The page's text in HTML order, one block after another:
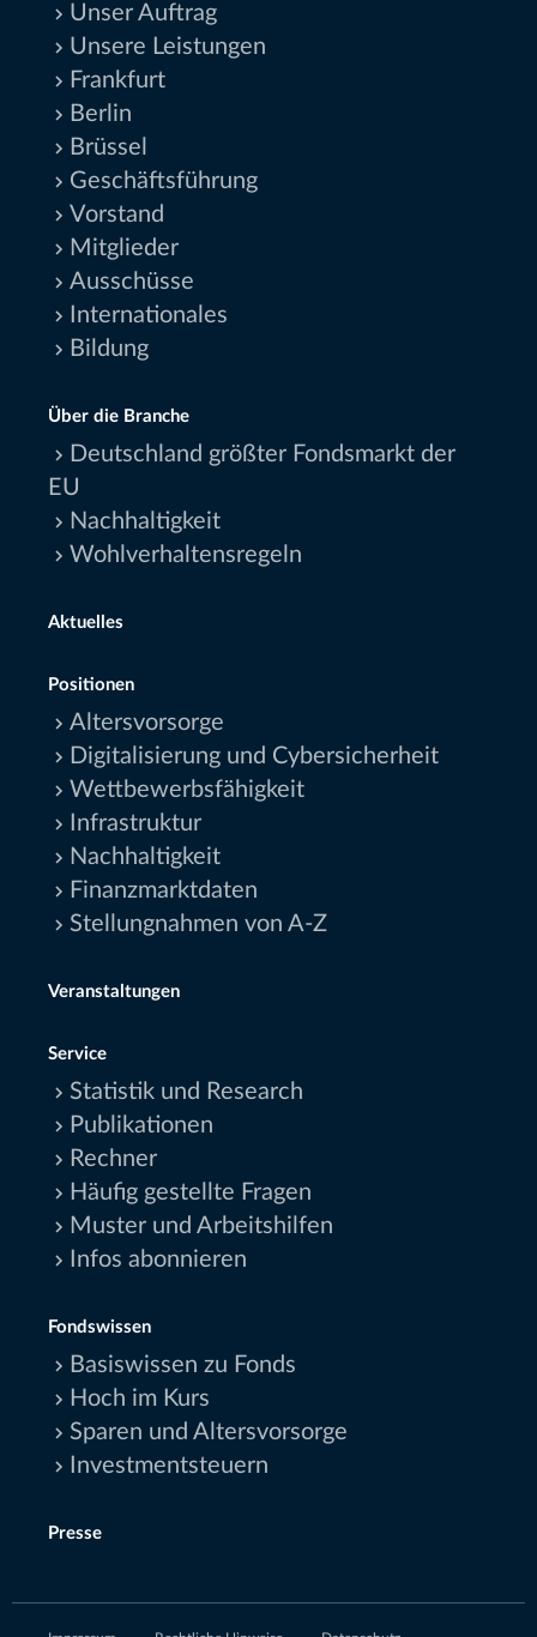
Unser Auftrag
Unsere Leistungen
Frankfurt
Berlin
Brüssel
Geschäftsführung
Vorstand
Mitglieder
Ausschüsse
Internationales
Bildung
Über die Branche
Deutschland größter Fondsmarkt der
EU
Nachhaltigkeit
Wohlverhaltensregeln
Aktuelles
Positionen
Altersvorsorge
Digitalisierung und Cybersicherheit
Wettbewerbsfähigkeit
Infrastruktur
Nachhaltigkeit
Finanzmarktdaten
Stellungnahmen von A-Z
Veranstaltungen
Service
Statistik und Research
Publikationen
Rechner
Häufig gestellte Fragen
Muster und Arbeitshilfen
Infos abonnieren
Fondswissen
Basiswissen zu Fonds
Hoch im Kurs
Sparen und Altersvorsorge
Investmentsteuern
Presse